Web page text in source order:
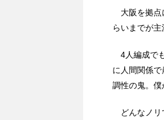
大阪を拠点
らいまでが主
4人編成で
に人間関係
調性の鬼。僕
どんなノリ